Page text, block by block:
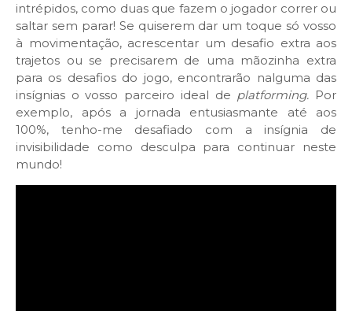
intrépidos, como duas que fazem o jogador correr ou
saltar sem parar! Se quiserem dar um toque só vosso
à movimentação, acrescentar um desafio extra aos
trajetos ou se precisarem de uma mãozinha extra
para os desafios do jogo, encontrarão nalguma das
insígnias o vosso parceiro ideal de platforming. Por
exemplo, após a jornada entusiasmante até aos
100%, tenho-me desafiado com a insígnia de
invisibilidade como desculpa para continuar neste
mundo!